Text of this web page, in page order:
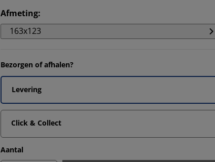
Afmeting:
163x123
Bezorgen of afhalen?
Levering
Click & Collect
Aantal